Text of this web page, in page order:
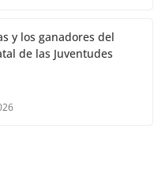
y los ganadores del
de las Juventudes